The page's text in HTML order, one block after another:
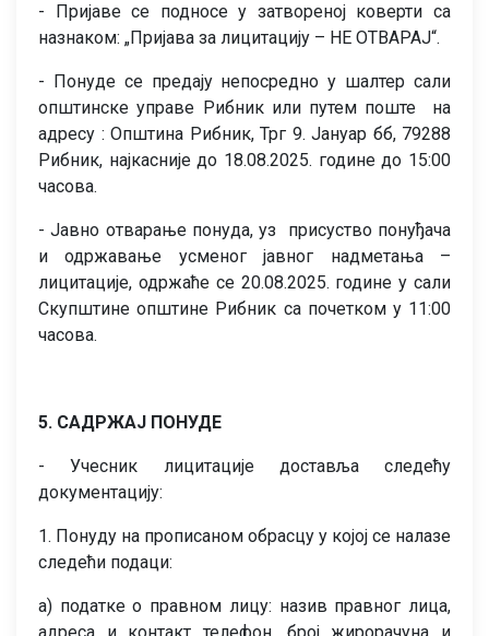
- Пријаве се подносе у затвореној коверти са
назнаком: „Пријава за лицитацију – НЕ ОТВАРАЈ“.
- Понуде се предају непосредно у шалтер сали
општинске управе Рибник или путем поште на
адресу : Општина Рибник, Трг 9. Јануар бб, 79288
Рибник, најкасније до 18.08.2025. године до 15:00
часова.
- Јавно отварање понуда, уз присуство понуђача
и одржавање усменог јавног надметања –
лицитације, одржаће се 20.08.2025. године у сали
Скупштине општине Рибник са почетком у 11:00
часова.
5. САДРЖАЈ ПОНУДЕ
- Учесник лицитације доставља следећу
документацију:
1. Понуду на прописаном обрасцу у којој се налазе
следећи подаци:
а) податке о правном лицу: назив правног лица,